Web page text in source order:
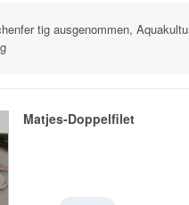
tig ausgenommen,
Matjes-Doppelfilet